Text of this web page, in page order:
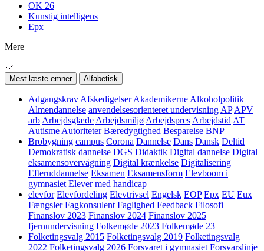
OK 26
Kunstig intelligens
Epx
Mere
Mest læste emner Alfabetisk
Adgangskrav Afskedigelser Akademikerne Alkoholpolitik
Almendannelse anvendelsesorienteret undervisning AP APV
arb Arbejdsglæde Arbejdsmiljø Arbejdspres Arbejdstid AT
Autisme Autoriteter Bæredygtighed Besparelse BNP
Brobygning campus Corona Dannelse Dans Dansk Deltid
Demokratisk dannelse DGS Didaktik Digital dannelse Digital
eksamensovervågning Digital krænkelse Digitalisering
Efteruddannelse Eksamen Eksamensform Elevboom i
gymnasiet Elever med handicap
elevfor Elevfordeling Elevtrivsel Engelsk EOP Epx EU Eux
Fængsler Fagkonsulent Faglighed Feedback Filosofi
Finanslov 2023 Finanslov 2024 Finanslov 2025
fjernundervisning Folkemøde 2023 Folkemøde 23
Folketingsvalg 2015 Folketingsvalg 2019 Folketingsvalg
2022 Folketingsvalg 2026 Forsvaret i gymnasiet Forsvarslinje